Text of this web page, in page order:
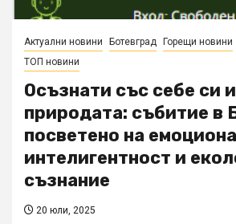
Актуални новини Ботевград Горещи новини
ТОП новини
Осъзнати със себе си
природата: събитие в
посветено на
интелигентност и
съзнание
20 юли, 2025